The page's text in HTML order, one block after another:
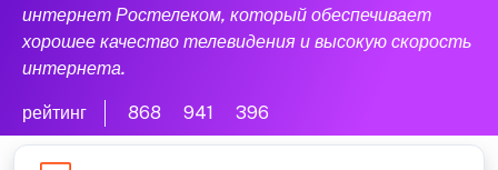
интернет Ростелеком, который обеспечивает
хорошее качество телевидения и высокую скорость
интернета.
рейтинг 868 941 396